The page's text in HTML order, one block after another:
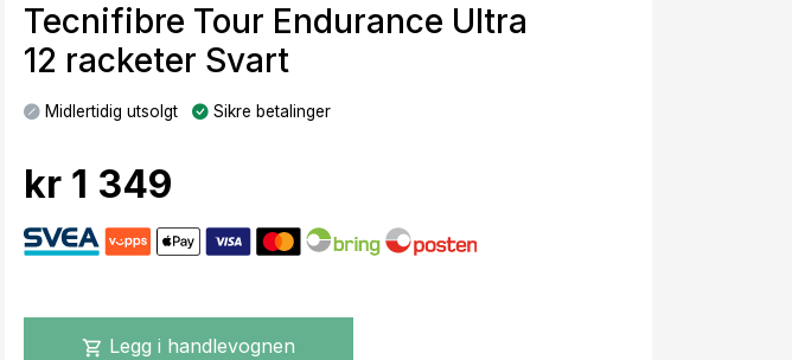
Tecnifibre Tour Endurance Ultra
12 racketer Svart
Midlertidig utsolgt Sikre betalinger
kr 1 349
shopping_cart Legg i handlevognen